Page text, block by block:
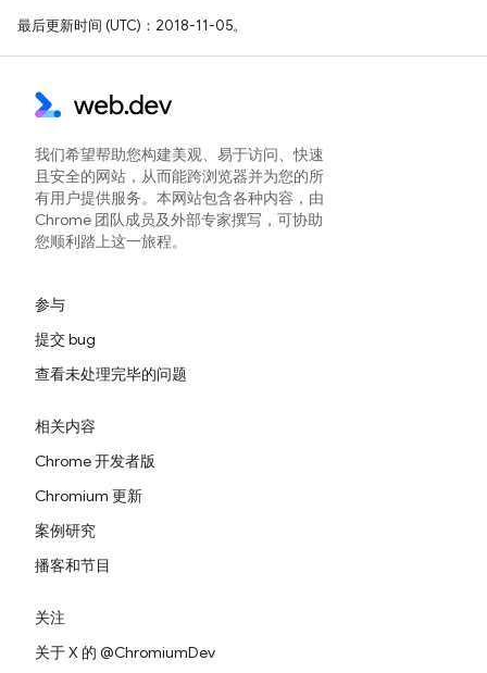
最后更新时间 (UTC)：2018-11-05。
我们希望帮助您构建美观、易于访问、快速
且安全的网站，从而能跨浏览器并为您的所
有用户提供服务。本网站包含各种内容，由
Chrome 团队成员及外部专家撰写，可协助
您顺利踏上这一旅程。
参与
提交 bug
查看未处理完毕的问题
相关内容
Chrome 开发者版
Chromium 更新
案例研究
播客和节目
关注
关于 X 的 @ChromiumDev